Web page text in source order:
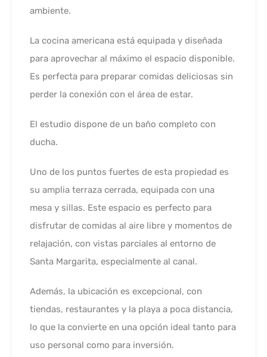
ambiente.
La cocina americana está equipada y diseñada
para aprovechar al máximo el espacio disponible.
Es perfecta para preparar comidas deliciosas sin
perder la conexión con el área de estar.
El estudio dispone de un baño completo con
ducha.
Uno de los puntos fuertes de esta propiedad es
su amplia terraza cerrada, equipada con una
mesa y sillas. Este espacio es perfecto para
disfrutar de comidas al aire libre y momentos de
relajación, con vistas parciales al entorno de
Santa Margarita, especialmente al canal.
Además, la ubicación es excepcional, con
tiendas, restaurantes y la playa a poca distancia,
lo que la convierte en una opción ideal tanto para
uso personal como para inversión.